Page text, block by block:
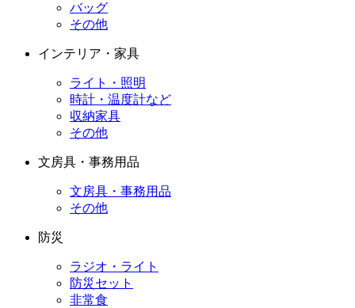
バッグ
その他
インテリア・家具
ライト・照明
時計・温度計など
収納家具
その他
文房具・事務用品
文房具・事務用品
その他
防災
ラジオ・ライト
防災セット
非常食